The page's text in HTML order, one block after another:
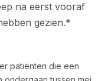
na eerst vooraf
gezien.*
patiënten die een